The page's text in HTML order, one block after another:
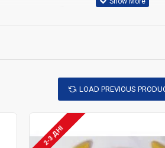
У мультику
купити м'які іграшки
LOAD PREVIOUS
2-3 ДНІ